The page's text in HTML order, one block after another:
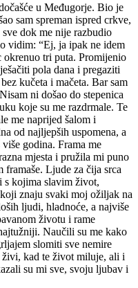
u Međugorje. Bio je
sam spreman ispred crkve,
dok me nije razbudio
vidim: “Ej, ja ipak ne idem
okrenuo tri puta. Promijenio
pola dana i pregaziti
kučeta i mačeta. Bar sam
ni došao do stepenica
koje su me razdrmale. Te
me naprijed šalom i
od najljepših uspomena, a
godina. Frama me
mjesta i pružila mi puno
Ljude za čija srca
s kojima slavim život,
znaju svaki moj ožiljak na
ljudi, hladnoće, a najviše
životu i rame
Naučili su me kako
slomiti sve nemire
kad te život miluje, ali i
su mi sve, svoju ljubav i